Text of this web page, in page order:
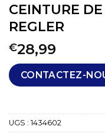
CEINTURE
REGLER
€28,99
CONTACTEZ-
UGS : 1434602